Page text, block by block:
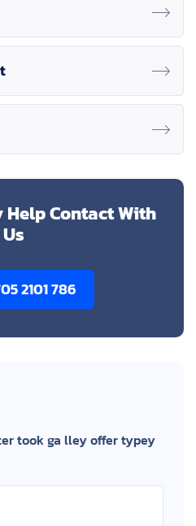
Help Contact With
Us
2101 786
took ga lley offer typey